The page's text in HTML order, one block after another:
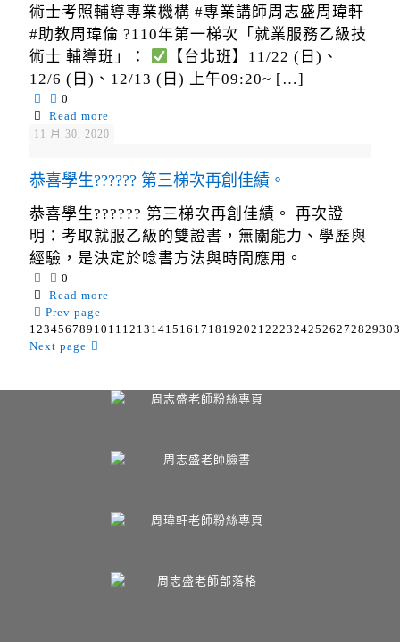
術士考照輔導專業機構 #專業講師周志盛周瑋軒
#助教周瑋倫 ?110年第一梯次「就業服務乙級技
術士 輔導班」：
【台北班】11/22 (日)、
12/6 (日)、12/13 (日) 上午09:20~ […]
0
Read more
11 月 30, 2020
恭喜學生?????? 第三梯次再創佳績。
恭喜學生?????? 第三梯次再創佳績。 再次證
明：考取就服乙級的雙證書，無關能力、學歷與
經驗，是決定於唸書方法與時間應用。
0
Read more
Prev page
123456789 10 11 12 13 1415 16 17 18 192021222324252627282930
Next page